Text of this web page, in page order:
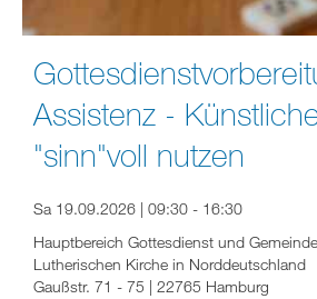
Assistenz -
"sinn"voll nutzen
Sa 19.09.2026 | 09:30 - 16:30
Hauptbereich Gottesdienst und
Lutherischen Kirche in Norddeutschland
Gaußstr. 71 - 75 | 22765 Hamburg